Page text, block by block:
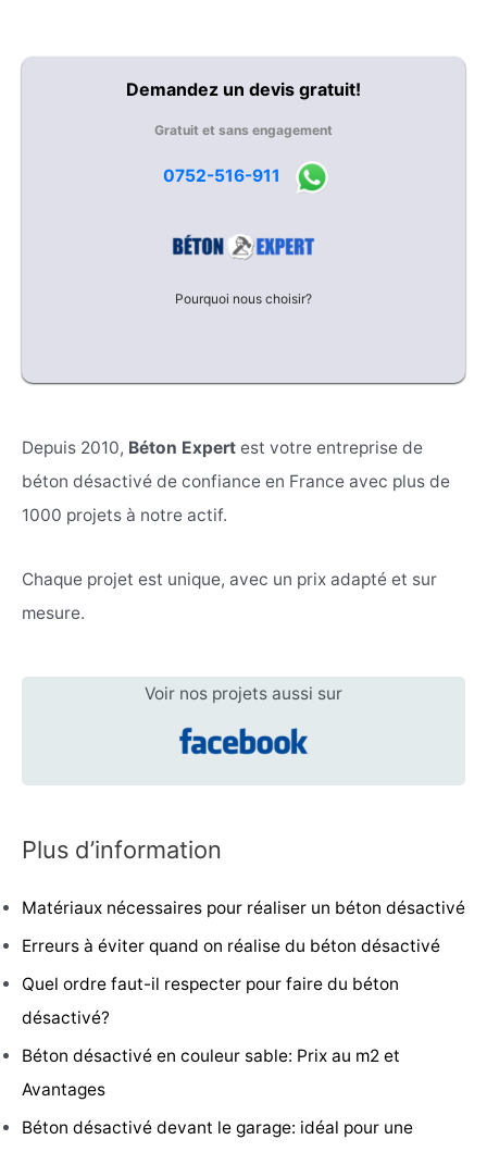
Demandez un devis gratuit!
Gratuit et sans engagement
0752-516-911
Pourquoi nous choisir?
Depuis 2010, Béton Expert est votre entreprise de
béton désactivé de confiance en France avec plus de
1000 projets à notre actif.
Chaque projet est unique, avec un prix adapté et sur
mesure.
Voir nos projets aussi sur
Plus d’information
Matériaux nécessaires pour réaliser un béton désactivé
Erreurs à éviter quand on réalise du béton désactivé
Quel ordre faut-il respecter pour faire du béton
désactivé?
Béton désactivé en couleur sable: Prix au m2 et
Avantages
Béton désactivé devant le garage: idéal pour une